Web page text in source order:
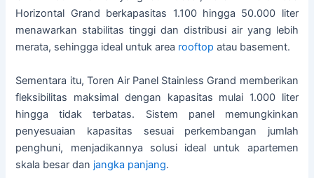
Horizontal Grand berkapasitas 1.100 hingga 50.000 liter
menawarkan stabilitas tinggi dan distribusi air yang lebih
merata, sehingga ideal untuk area rooftop atau basement.
Sementara itu, Toren Air Panel Stainless Grand memberikan
fleksibilitas maksimal dengan kapasitas mulai 1.000 liter
hingga tidak terbatas. Sistem panel memungkinkan
penyesuaian kapasitas sesuai perkembangan jumlah
penghuni, menjadikannya solusi ideal untuk apartemen
skala besar dan jangka panjang.